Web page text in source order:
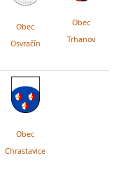
Obec
Osvračín
Obec
Trhanov
Obec
Chrastavice